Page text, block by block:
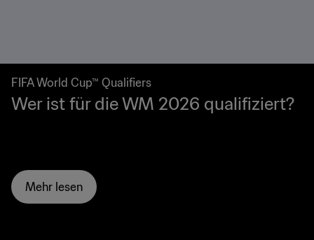
FIFA World Cup™ Qualifiers
Wer ist für die WM 2026 qualifiziert?
Mehr lesen